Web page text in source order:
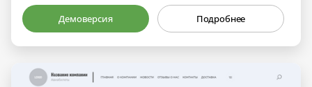
Демоверсия Подробнее